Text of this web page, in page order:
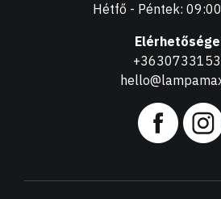
Hétfő - Péntek: